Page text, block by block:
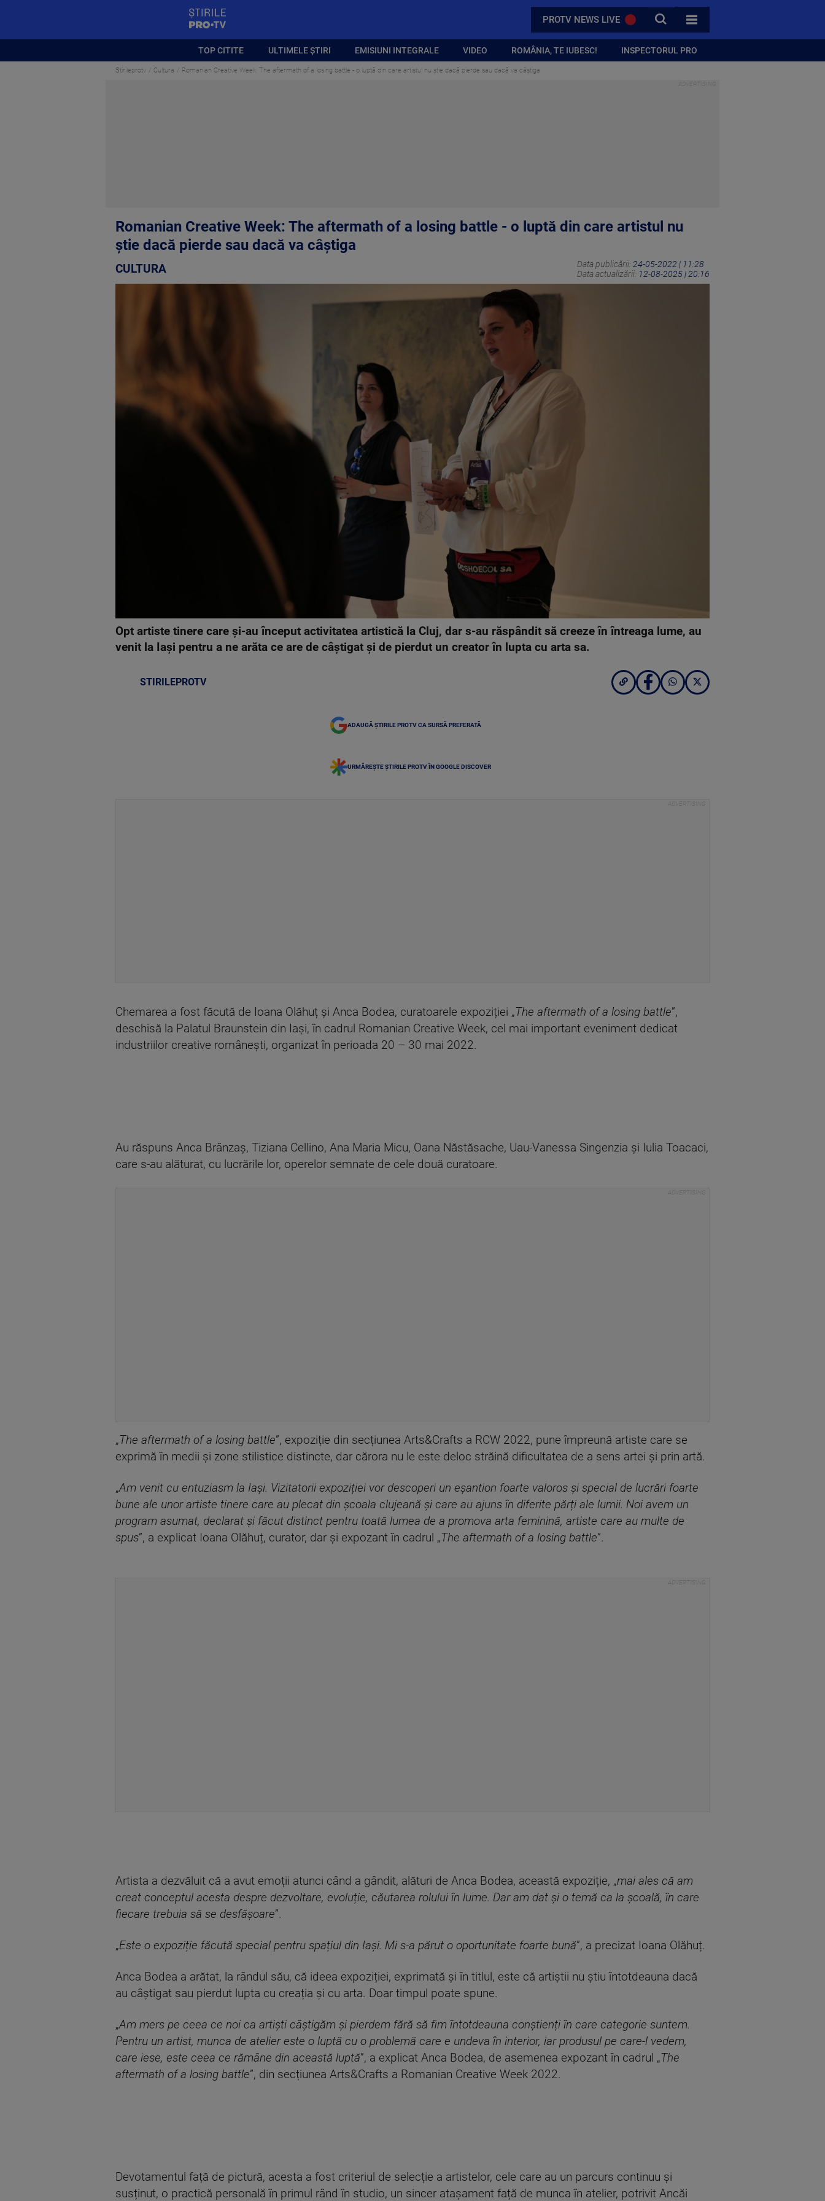
PROTV NEWS LIVE CAUTA
TOATE CATEGORIILE
TOP CITITE ULTIMELE ȘTIRI EMISIUNI INTEGRALE VIDEO ROMÂNIA, TE IUBESC! INSPECTORUL PRO
Stirileprotv Cultura Romanian Creative Week: The aftermath of a losing battle - o luptă din care artistul nu știe dacă pierde sau dacă va câștiga
Romanian Creative Week: The aftermath of a losing battle - o luptă din care artistul nu
știe dacă pierde sau dacă va câștiga
CULTURA Data publicării: 24-05-2022 | 11:28
Data actualizării: 12-08-2025 | 20:16
Opt artiste tinere care și-au început activitatea artistică la Cluj, dar s-au răspândit să creeze în întreaga lume, au
venit la Iași pentru a ne arăta ce are de câștigat și de pierdut un creator în lupta cu arta sa.
STIRILEPROTV
ADAUGĂ ȘTIRILE PROTV CA SURSĂ PREFERATĂ
URMĂREȘTE ȘTIRILE PROTV ÎN GOOGLE DISCOVER
Chemarea a fost făcută de Ioana Olăhuț și Anca Bodea, curatoarele expoziției „The aftermath of a losing battle”,
deschisă la Palatul Braunstein din Iași, în cadrul Romanian Creative Week, cel mai important eveniment dedicat
industriilor creative românești, organizat în perioada 20 – 30 mai 2022.
Au răspuns Anca Brânzaș, Tiziana Cellino, Ana Maria Micu, Oana Năstăsache, Uau-Vanessa Singenzia și Iulia Toacaci,
care s-au alăturat, cu lucrările lor, operelor semnate de cele două curatoare.
„The aftermath of a losing battle”, expoziție din secțiunea Arts&Crafts a RCW 2022, pune împreună artiste care se
exprimă în medii și zone stilistice distincte, dar cărora nu le este deloc străină dificultatea de a sens artei și prin artă.
„Am venit cu entuziasm la Iași. Vizitatorii expoziției vor descoperi un eșantion foarte valoros și special de lucrări foarte
bune ale unor artiste tinere care au plecat din școala clujeană și care au ajuns în diferite părți ale lumii. Noi avem un
program asumat, declarat și făcut distinct pentru toată lumea de a promova arta feminină, artiste care au multe de
spus”, a explicat Ioana Olăhuț, curator, dar și expozant în cadrul „The aftermath of a losing battle”.
Artista a dezvăluit că a avut emoții atunci când a gândit, alături de Anca Bodea, această expoziție, „mai ales că am
creat conceptul acesta despre dezvoltare, evoluție, căutarea rolului în lume. Dar am dat și o temă ca la școală, în care
fiecare trebuia să se desfășoare”.
„Este o expoziție făcută special pentru spațiul din Iași. Mi s-a părut o oportunitate foarte bună”, a precizat Ioana Olăhuț.
Anca Bodea a arătat, la rândul său, că ideea expoziției, exprimată și în titlul, este că artiștii nu știu întotdeauna dacă
au câștigat sau pierdut lupta cu creația și cu arta. Doar timpul poate spune.
„Am mers pe ceea ce noi ca artiști câștigăm și pierdem fără să fim întotdeauna conștienți în care categorie suntem.
Pentru un artist, munca de atelier este o luptă cu o problemă care e undeva în interior, iar produsul pe care-l vedem,
care iese, este ceea ce rămâne din această luptă”, a explicat Anca Bodea, de asemenea expozant în cadrul „The
aftermath of a losing battle”, din secțiunea Arts&Crafts a Romanian Creative Week 2022.
Devotamentul față de pictură, acesta a fost criteriul de selecție a artistelor, cele care au un parcurs continuu și
susținut, o practică personală în primul rând în studio, un sincer atașament față de munca în atelier, potrivit Ancăi